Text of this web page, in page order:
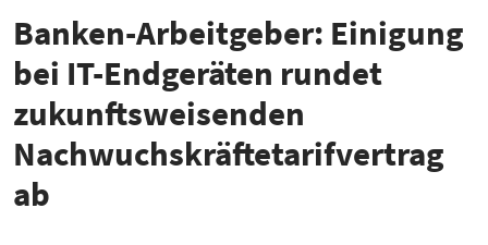
Banken-Arbeitgeber: Einigung
bei IT-Endgeräten rundet
zukunftsweisenden
Nachwuchskräftetarifvertrag
ab